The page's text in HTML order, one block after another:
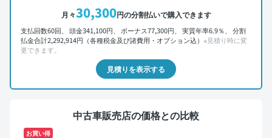
月々30,300円の分割払いで購入できます
支払回数60回、 頭金341,100円、 ボーナス77,300円、 実質年率6.9％、 分割
払金合計2,292,914円（各種税金及び諸費用・オプション込） ※見積り時に変
更できます。
見積りを表示する
中古車販売店の価格との比較
お買い得